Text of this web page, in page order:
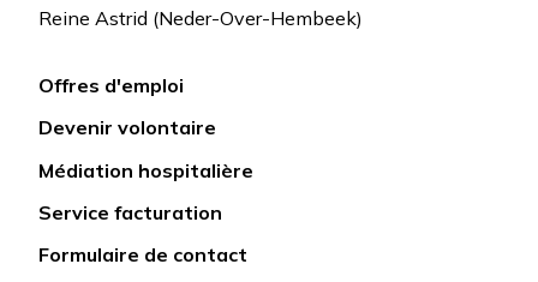
Reine Astrid (Neder-Over-Hembeek)
Lien
rapide
Offres d'emploi
Devenir volontaire
Médiation hospitalière
Service facturation
Formulaire de contact